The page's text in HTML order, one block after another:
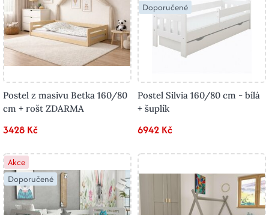
Postel z masivu Betka 160/80
cm + rošt ZDARMA
3428 Kč
Doporučené
Postel Silvia 160/80 cm - bílá
+ šuplík
6942 Kč
Akce
Doporučené